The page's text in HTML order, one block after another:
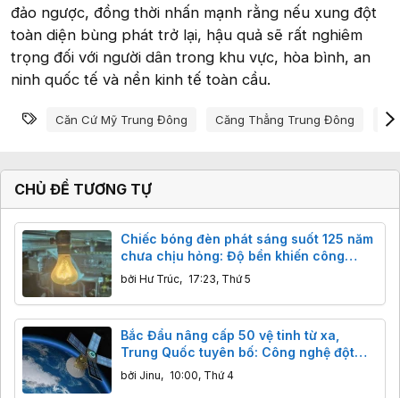
đảo ngược, đồng thời nhấn mạnh rằng nếu xung đột
toàn diện bùng phát trở lại, hậu quả sẽ rất nghiêm
trọng đối với người dân trong khu vực, hòa bình, an
ninh quốc tế và nền kinh tế toàn cầu.
Từ khóa
Căn Cứ Mỹ Trung Đông Căng Thẳng Trung Đông
CHỦ ĐỀ TƯƠNG TỰ
Chiếc bóng đèn phát sáng suốt 125 năm
chưa chịu hỏng: Độ bền khiến công
nghệ hiện đại cũng phải ngả nón
bởi Hư Trúc, 17:23, Thứ 5
Bắc Đẩu nâng cấp 50 vệ tinh từ xa,
Trung Quốc tuyên bố: Công nghệ đột
phá, độ chính xác centimet vượt trội
bởi Jinu, 10:00, Thứ 4